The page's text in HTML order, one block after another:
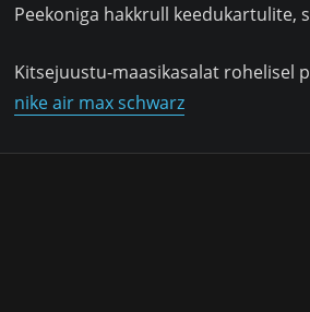
Peekoniga hakkrull keedukartulite,
Kitsejuustu-maasikasalat rohelisel
nike air max schwarz